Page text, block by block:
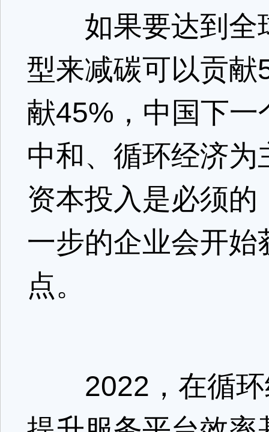
如果要达到全
型来减碳可以贡
献45%，中国下
中和、循环经济
资本投入是必须
一步的企业会开
点。
2022，在循环